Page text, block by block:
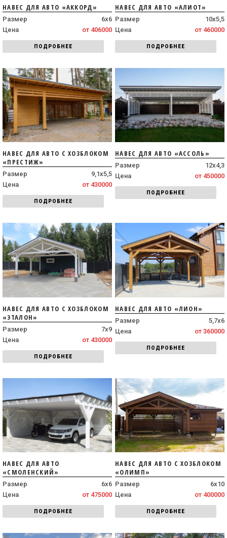
НАВЕС ДЛЯ АВТО «АККОРД»
Размер
6х6
Цена
от 406000
ПОДРОБНЕЕ
НАВЕС ДЛЯ АВТО «АЛИОТ»
Размер
10х5,5
Цена
от 460000
ПОДРОБНЕЕ
НАВЕС ДЛЯ АВТО С ХОЗБЛОКОМ
«ПРЕСТИЖ»
Размер
9,1х5,5
Цена
от 430000
ПОДРОБНЕЕ
НАВЕС ДЛЯ АВТО «АССОЛЬ»
Размер
12х4,3
Цена
от 450000
ПОДРОБНЕЕ
НАВЕС ДЛЯ АВТО С ХОЗБЛОКОМ
«ЭТАЛОН»
Размер
7х9
Цена
от 430000
ПОДРОБНЕЕ
НАВЕС ДЛЯ АВТО «ЛИОН»
Размер
5,7х6
Цена
от 360000
ПОДРОБНЕЕ
НАВЕС ДЛЯ АВТО
«СМОЛЕНСКИЙ»
Размер
6х6
Цена
от 475000
ПОДРОБНЕЕ
НАВЕС ДЛЯ АВТО С ХОЗБЛОКОМ
«ОЛИМП»
Размер
6х10
Цена
от 400000
ПОДРОБНЕЕ